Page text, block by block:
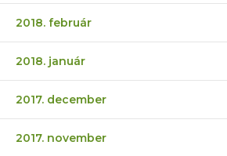
2018. február
2018. január
2017. december
2017. november